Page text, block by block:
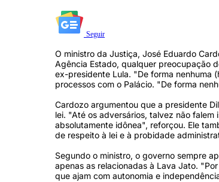
Seguir
O ministro da Justiça, José Eduardo
Agência Estado, qualquer preocupação
ex-presidente Lula. "De forma nenhuma
processos com o Palácio. "De forma
Cardozo argumentou que a presidente
lei. "Até os adversários, talvez não
absolutamente idônea", reforçou. Ele
de respeito à lei e à probidade
Segundo o ministro, o governo sempre
apenas as relacionadas à Lava Jato.
que ajam com autonomia e